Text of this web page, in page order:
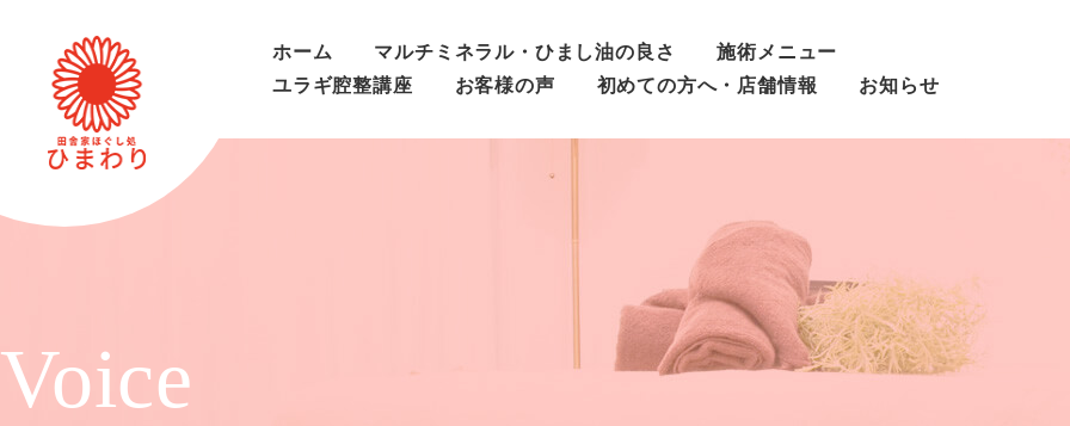
ホーム マルチミネラル・ひまし油の良さ
施術メニュー
ユラギ腔整講座
お客様の声 初めての方へ・店舗情報 お知らせ
Voice